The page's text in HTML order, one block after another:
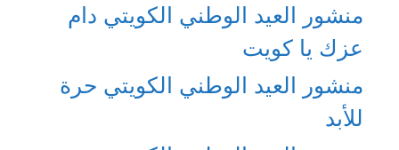
منشور العيد الوطني الكويتي دام
عزك يا كويت
منشور العيد الوطني الكويتي حرة
للأبد